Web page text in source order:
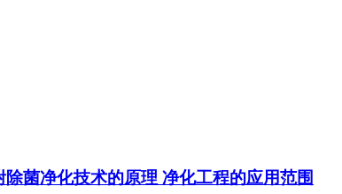
除菌净化技术的原理 净化工程的应用范围